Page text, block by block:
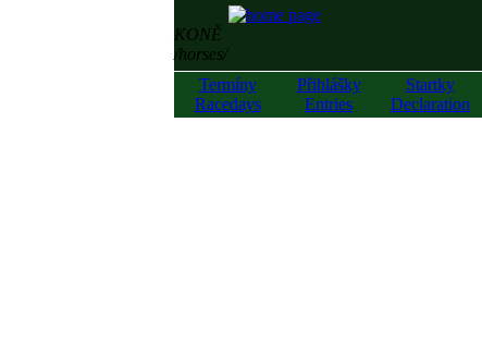
KONĚ
/horses/
Termíny
Racedays
Přihlášky
Entries
Startky
Declaration